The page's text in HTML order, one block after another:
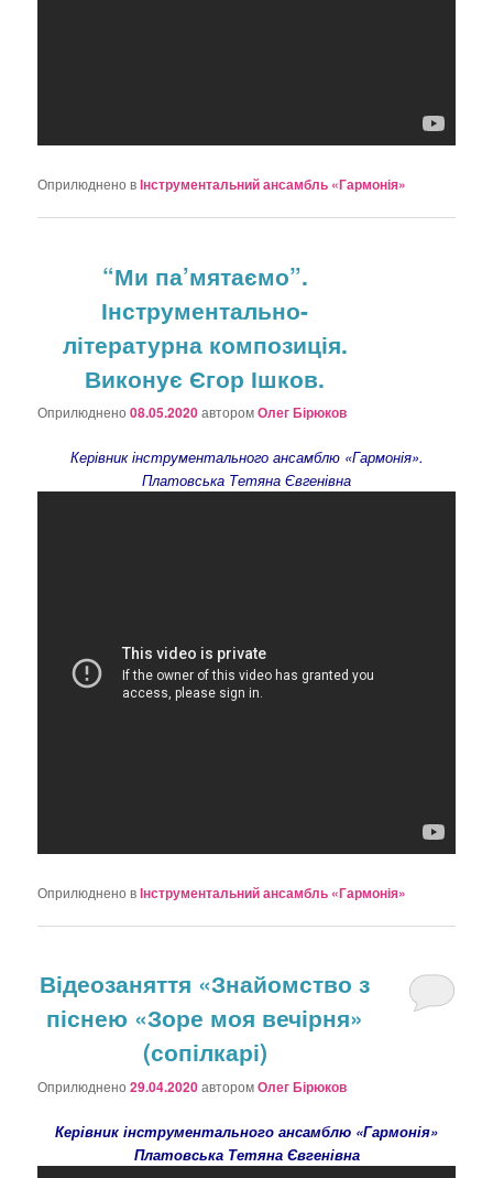
Оприлюднено вІнструментальний ансамбль «Гармонія»
“Ми па’мятаємо”.
Інструментально-
літературна композиція.
Виконує Єгор Ішков.
Оприлюднено08.05.2020авторомОлег Бірюков
Керівник інструментального ансамблю «Гармонія».
Платовська Тетяна Євгенівна
Оприлюднено вІнструментальний ансамбль «Гармонія»
Відеозаняття «Знайомство з
піснею «Зоре моя вечірня»
(сопілкарі)
Оприлюднено29.04.2020авторомОлег Бірюков
Керівник інструментального ансамблю «Гармонія»
Платовська Тетяна Євгенівна